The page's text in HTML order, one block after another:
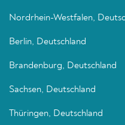
Nordrhein-Westfalen,
Berlin, Deutschland
Brandenburg, Deutschland
Sachsen, Deutschland
Thüringen, Deutschland